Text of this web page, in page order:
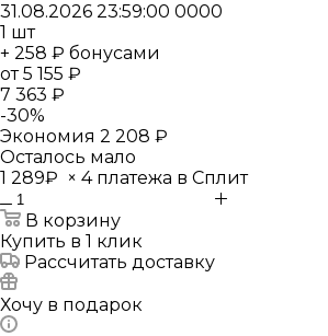
31.08.2026 23:59:00 0000
1 шт
+ 258 ₽ бонусами
от5 155 ₽
7 363 ₽
-30%
Экономия 2 208 ₽
Осталось мало
1 289₽ × 4 платежа в Сплит
В корзину
Купить в 1 клик
Рассчитать доставку
Хочу в подарок